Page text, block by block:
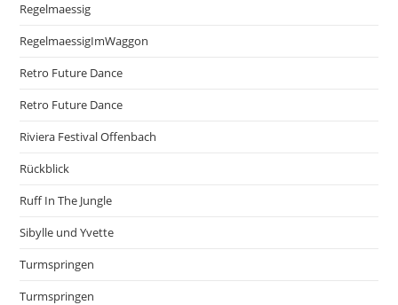
Regelmaessig
RegelmaessigImWaggon
Retro Future Dance
Retro Future Dance
Riviera Festival Offenbach
Rückblick
Ruff In The Jungle
Sibylle und Yvette
Turmspringen
Turmspringen